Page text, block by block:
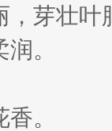
，芽壮叶
。
。